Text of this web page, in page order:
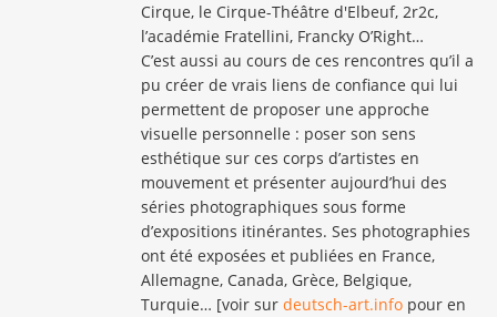
Cirque, le Cirque-Théâtre d'Elbeuf, 2r2c,
l’académie Fratellini, Francky O’Right…
C’est aussi au cours de ces rencontres qu’il a
pu créer de vrais liens de confiance qui lui
permettent de proposer une approche
visuelle personnelle : poser son sens
esthétique sur ces corps d’artistes en
mouvement et présenter aujourd’hui des
séries photographiques sous forme
d’expositions itinérantes. Ses photographies
ont été exposées et publiées en France,
Allemagne, Canada, Grèce, Belgique,
Turquie… [voir sur deutsch-art.info pour en